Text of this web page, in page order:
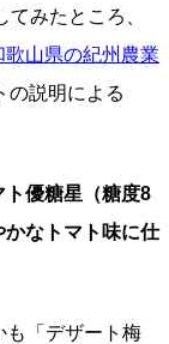
みたところ、
歌山県の紀州農業
の説明による
ト優糖星（糖度8
かなトマト味に仕
も「デザート梅